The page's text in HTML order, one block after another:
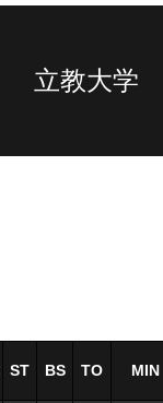
立教大学
ST BS TO
MIN